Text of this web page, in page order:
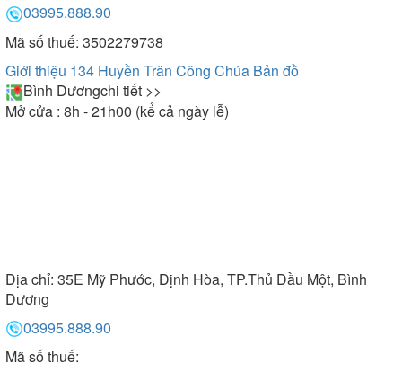
03995.888.90
Mã số thuế: 3502279738
Giới thiệu 134 Huyền Trân Công Chúa Bản đồ
Bình Dươngchi tiết >>
Mở cửa : 8h - 21h00 (kể cả ngày lễ)
Địa chỉ: 35E Mỹ Phước, Định Hòa, TP.Thủ Dầu Một, Bình
Dương
03995.888.90
Mã số thuế: